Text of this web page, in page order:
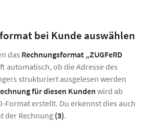
bei Kunde auswählen
das Rechnungsformat „ZUGFeRD
automatisch, ob die Adresse des
strukturiert ausgelesen werden
für diesen Kunden wird ab
Format erstellt. Du erkennst dies auch
der Rechnung (3).